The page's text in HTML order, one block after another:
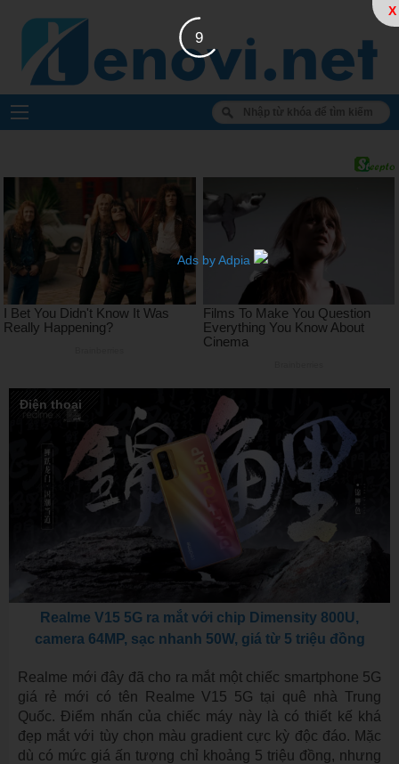
8
X
Ads by Adpia
Điện thoại
Realme V15 5G ra mắt với chip Dimensity 800U,
camera 64MP, sạc nhanh 50W, giá từ 5 triệu đồng
Realme mới đây đã cho ra mắt một chiếc smartphone 5G
giá rẻ mới có tên Realme V15 5G tại quê nhà Trung
Quốc. Điểm nhấn của chiếc máy này là có thiết kế khá
đẹp mắt với tùy chọn màu gradient cực kỳ độc đáo. Mặc
dù có mức giá ấn tượng chỉ khoảng 5 triệu đồng, nhưng